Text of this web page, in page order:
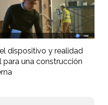
el dispositivo y realidad
para una construcción